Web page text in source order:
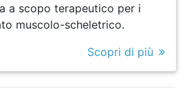
a scopo terapeutico per i
muscolo-scheletrico.
Scopri di più